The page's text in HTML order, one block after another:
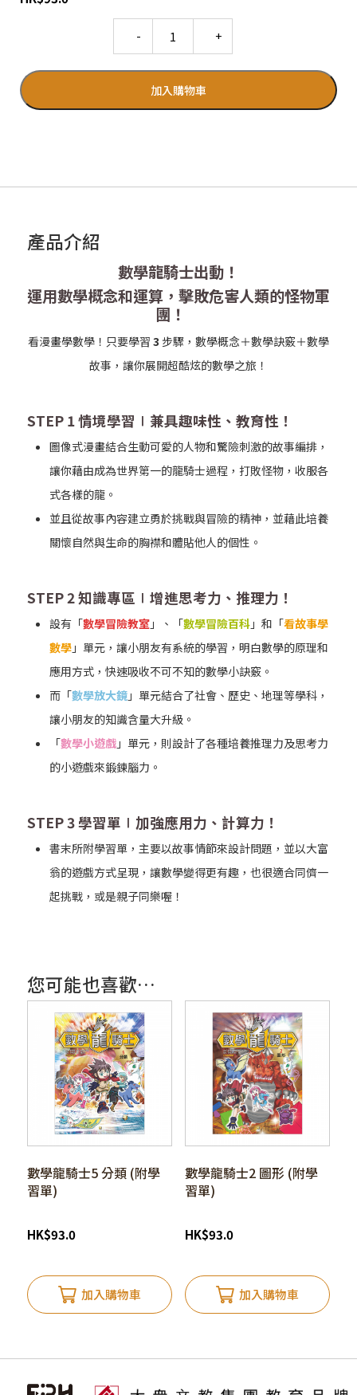
加入購物車
產品介紹
數學龍騎士出動！
運用數學概念和運算，擊敗危害人類的怪物軍
團！
看漫畫學數學！ 只要學習 3 步驟，數學概念＋數學訣竅＋數學
故事， 讓你展開超酷炫的數學之旅！
STEP 1 情境學習∣兼具趣味性、教育性！
圖像式漫畫結合生動可愛的人物和驚險刺激的故事編排，
讓你藉由成為世界第一的龍騎士過程，打敗怪物，收服各
式各樣的龍。
並且從故事內容建立勇於挑戰與冒險的精神，並藉此培養
關懷自然與生命的胸襟和體貼他人的個性。
STEP 2 知識專區∣增進思考力、推理力！
設有「數學冒險教室」、「數學冒險百科」和「看故事學
數學」單元，讓小朋友有系統的學習，明白數學的原理和
應用方式，快速吸收不可不知的數學小訣竅。
而「數學放大鏡」單元結合了社會、歷史、地理等學科，
讓小朋友的知識含量大升級。
「數學小遊戲」單元，則設計了各種培養推理力及思考力
的小遊戲來鍛鍊腦力。
STEP 3 學習單∣加強應用力、計算力！
書末所附學習單，主要以故事情節來設計問題，並以大富
翁的遊戲方式呈現，讓數學變得更有趣，也很適合同儕一
起挑戰，或是親子同樂喔！
您可能也喜歡…
數學龍騎士5 分類 (附學
習單)
HK$93.0
加入購物車
數學龍騎士2 圖形 (附學
習單)
HK$93.0
加入購物車